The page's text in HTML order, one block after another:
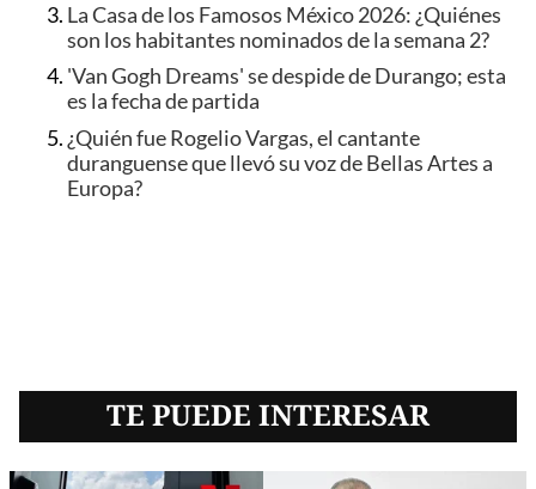
La Casa de los Famosos México 2026: ¿Quiénes
son los habitantes nominados de la semana 2?
'Van Gogh Dreams' se despide de Durango; esta
es la fecha de partida
¿Quién fue Rogelio Vargas, el cantante
duranguense que llevó su voz de Bellas Artes a
Europa?
TE PUEDE INTERESAR